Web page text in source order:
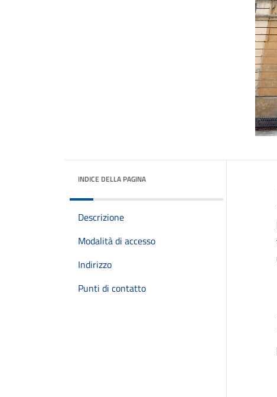
INDICE DELLA PAGINA
Descrizione
Modalità di accesso
Indirizzo
Punti di contatto